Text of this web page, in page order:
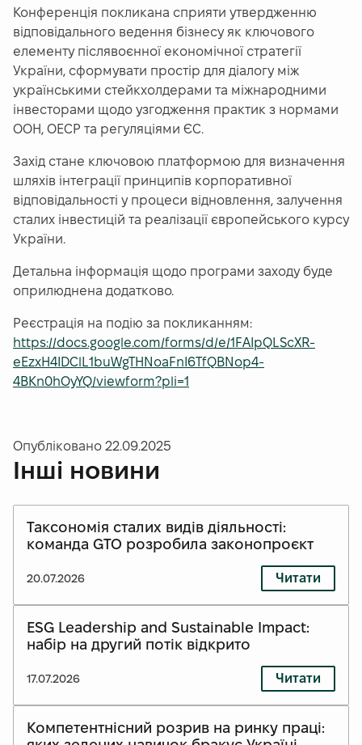
Конференція покликана сприяти утвердженню
відповідального ведення бізнесу як ключового
елементу післявоєнної економічної стратегії
України, сформувати простір для діалогу між
українськими стейкхолдерами та міжнародними
інвесторами щодо узгодження практик з нормами
ООН, ОЕСР та регуляціями ЄС.
Захід стане ключовою платформою для визначення
шляхів інтеграції принципів корпоративної
відповідальності у процеси відновлення, залучення
сталих інвестицій та реалізації європейського курсу
України.
Детальна інформація щодо програми заходу буде
оприлюднена додатково.
Реєстрація на подію за покликанням:
https://docs.google.com/forms/d/e/1FAIpQLScXR-
eEzxH4IDClL1buWgTHNoaFnI6TfQBNop4-
4BKn0hOyYQ/viewform?pli=1
Опубліковано 22.09.2025
Інші новини
Таксономія сталих видів діяльності:
команда GTO розробила законопроєкт
20.07.2026 Читати
ESG Leadership and Sustainable Impact:
набір на другий потік відкрито
17.07.2026 Читати
Компетентнісний розрив на ринку праці: